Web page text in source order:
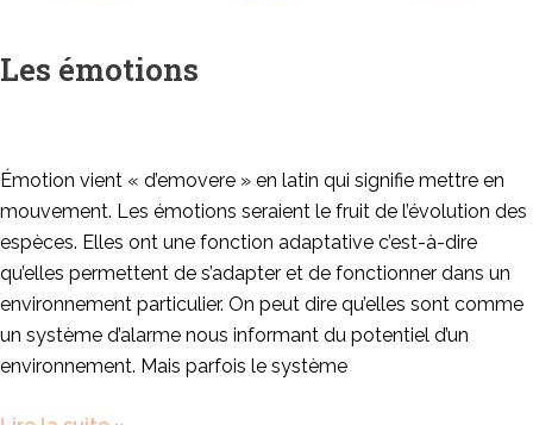
Les émotions
Émotion vient « d’emovere » en latin qui signifie mettre en
mouvement. Les émotions seraient le fruit de l’évolution des
espèces. Elles ont une fonction adaptative c’est-à-dire
qu’elles permettent de s’adapter et de fonctionner dans un
environnement particulier. On peut dire qu’elles sont comme
un système d’alarme nous informant du potentiel d’un
environnement. Mais parfois le système